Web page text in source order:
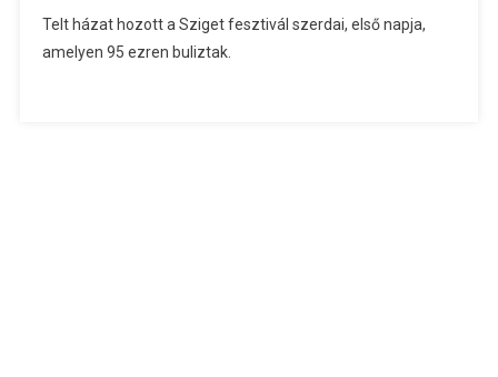
Telt házat hozott a Sziget fesztivál szerdai, első napja,
amelyen 95 ezren buliztak.